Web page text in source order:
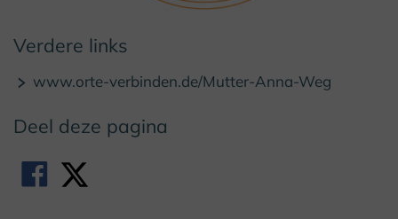
© Kulturland Kreis Höxter / F. Grawe
Verdere links
www.orte-verbinden.de/Mutter-Anna-Weg
Deel deze pagina